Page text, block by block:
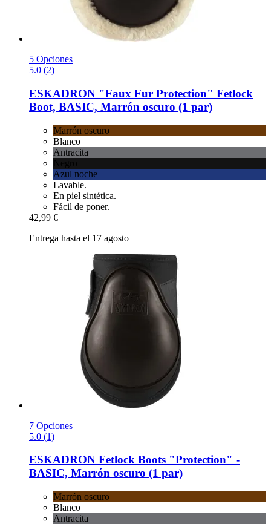
5 Opciones
5.0 (2)
ESKADRON "Faux Fur Protection" Fetlock
Boot, BASIC, Marrón oscuro (1 par)
Marrón oscuro
Blanco
Antracita
Azul noche
Lavable.
En piel sintética.
Fácil de poner.
42,99 €
Entrega hasta el 17 agosto
7 Opciones
5.0 (1)
ESKADRON Fetlock Boots "Protection" -​
BASIC, Marrón oscuro (1 par)
Marrón oscuro
Blanco
Antracita